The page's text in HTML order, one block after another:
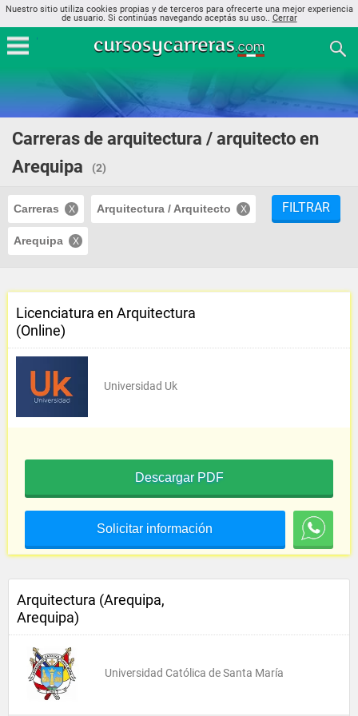
Nuestro sitio utiliza cookies propias y de terceros para ofrecerte una mejor experiencia
de usuario. Si continúas navegando aceptás su uso.. Cerrar
Carreras de arquitectura / arquitecto en
Arequipa
(2)
Carreras Arquitectura / Arquitecto
Arequipa
FILTRAR
Licenciatura en Arquitectura
(Online)
Universidad Uk
Descargar PDF
Solicitar información
Arquitectura (Arequipa,
Arequipa)
Universidad Católica de Santa María